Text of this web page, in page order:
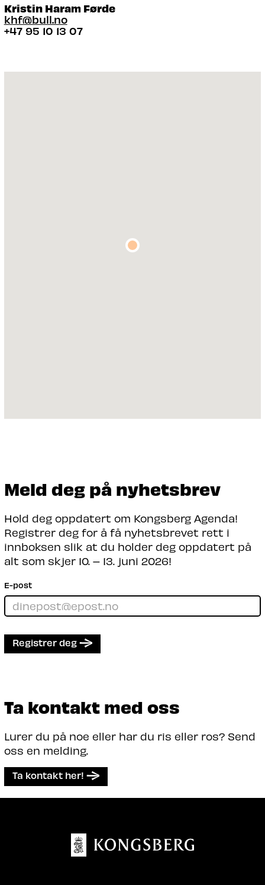
Kristin Haram Førde
khf@bull.no
+47 95 10 13 07
Meld deg på nyhetsbrev
Hold deg oppdatert om Kongsberg Agenda!
Registrer deg for å få nyhetsbrevet rett i
innboksen slik at du holder deg oppdatert på
alt som skjer 10. – 13. juni 2026!
E-post
Registrer deg
Ta kontakt med oss
Lurer du på noe eller har du ris eller ros? Send
oss en melding.
Ta kontakt her!